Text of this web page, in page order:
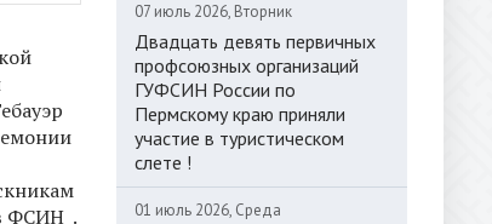
ФСИН .
07 июль 2026, Вторник
Двадцать девять первичных
профсоюзных организаций
ГУФСИН России по
Пермскому краю приняли
участие в туристическом
слете !
01 июль 2026, Среда